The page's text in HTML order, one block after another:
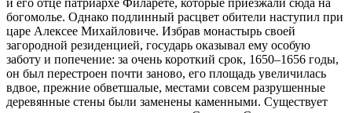
и его отце патриархе Филарете, которые приезжали сюда на
богомолье. Однако подлинный расцвет обители наступил при
царе Алексее Михайловиче. Избрав монастырь своей
загородной резиденцией, государь оказывал ему особую
заботу и попечение: за очень короткий срок, 1650–1656 годы,
он был перестроен почти заново, его площадь увеличилась
вдвое, прежние обветшалые, местами совсем разрушенные
деревянные стены были заменены каменными. Существует